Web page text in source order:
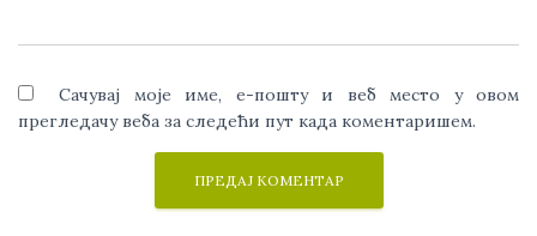
Сачувај моје име, е-пошту и веб место у овом
прегледачу веба за следећи пут када коментаришем.